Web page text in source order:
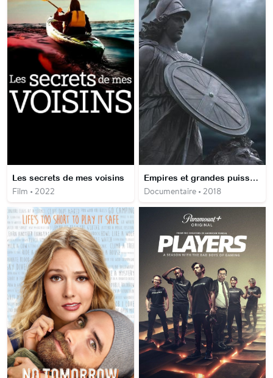
Les secrets de mes voisins
Film • 2022
Empires et grandes puissances
Documentaire • 2018